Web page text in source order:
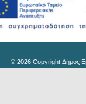
© 2026 Copyright Δήμος